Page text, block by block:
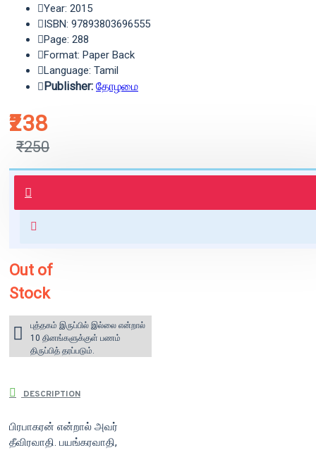
₹238
₹250
Year: 2015
ISBN: 97893803696555
Page: 288
Format: Paper Back
Language: Tamil
Publisher: தோழமை
புத்தகம் 3 - 7 நாட்களில் அனுப்பி
வைக்கப்படும்.
for orders above ₹1000 within
Out of
Stock
புத்தகம் இருப்பில் இல்லை என்றால்
10 தினங்களுக்குள் பணம்
திருப்பித் தரப்படும்.
DESCRIPTION
பிரபாகரன் என்றால் அவர்
தீவிரவாதி. பயங்கரவாதி,